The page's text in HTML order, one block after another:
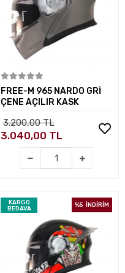
Sepete Ekle
FREE-M 965 NARDO GRİ
ÇENE AÇILIR KASK
3.200,00 TL
3.040,00 TL
KARGO
BEDAVA
%5 İNDİRİM